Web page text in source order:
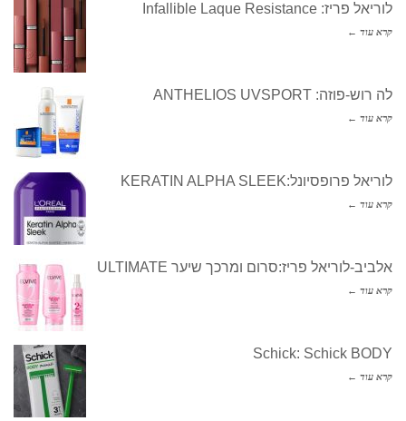
לוריאל פריז: Infallible Laque Resistance
קרא עוד ←
לה רוש-פוזה: ANTHELIOS UVSPORT
קרא עוד ←
לוריאל פרופסיונל:KERATIN ALPHA SLEEK
קרא עוד ←
אלביב-לוריאל פריז:סרום ומרכך שיער ULTIMATE
קרא עוד ←
Schick: Schick BODY
קרא עוד ←